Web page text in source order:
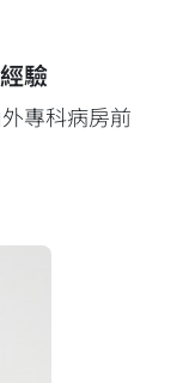
驗
專科病房前